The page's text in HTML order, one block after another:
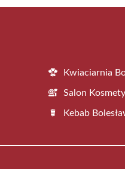
Kwiaciarnia
Salon
Kebab